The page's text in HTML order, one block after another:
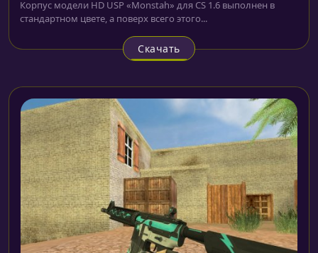
Корпус модели HD USP «Monstah» для CS 1.6 выполнен в
стандартном цвете, а поверх всего этого...
Скачать